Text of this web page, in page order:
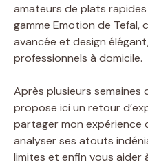
amateurs de plats
gamme Emotion de
avancée et design
professionnels à domicile.
Après plusieurs semaines
propose ici un retour
partager mon expérience
analyser ses atouts
limites et enfin vous aider